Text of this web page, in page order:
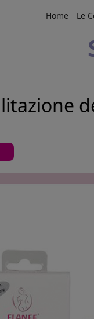
Home Le